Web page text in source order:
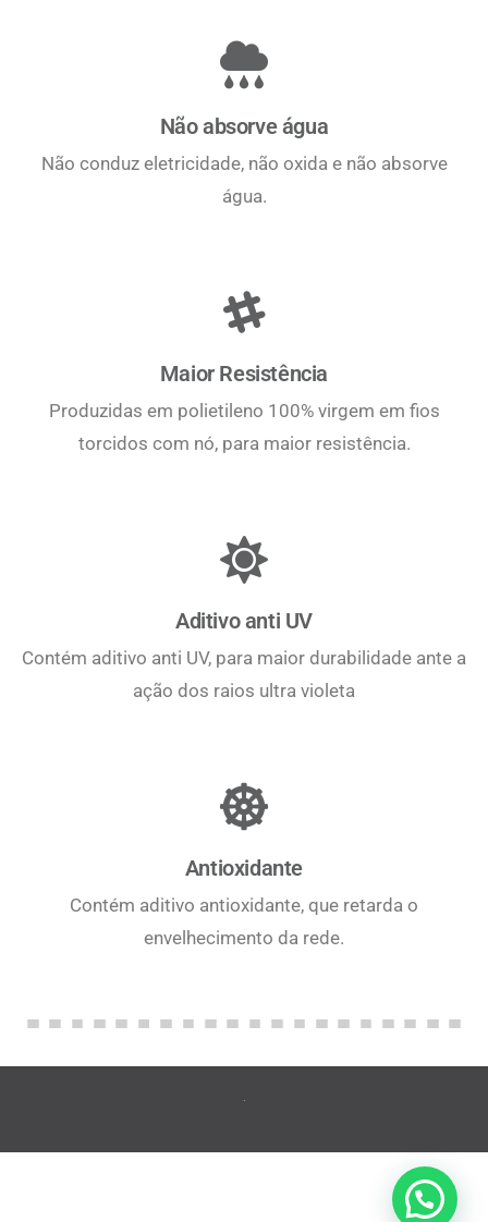
Não absorve água
Não conduz eletricidade, não oxida e não absorve
água.
Maior Resistência
Produzidas em polietileno 100% virgem em fios
torcidos com nó, para maior resistência.
Aditivo anti UV
Contém aditivo anti UV, para maior durabilidade ante a
ação dos raios ultra violeta
Antioxidante
Contém aditivo antioxidante, que retarda o
envelhecimento da rede.